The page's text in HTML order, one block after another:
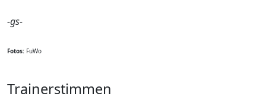
-gs-
Fotos: FuWo
Trainerstimmen